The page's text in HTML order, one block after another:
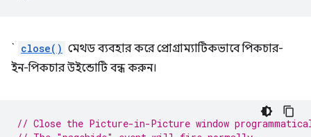
` close() মেথড ব্যবহার করে প্রোগ্রাম্যাটিকভাবে পিকচার-
ইন-পিকচার উইন্ডোটি বন্ধ করুন।
// Close the Picture-in-Picture window